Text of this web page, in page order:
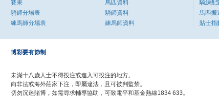
賽果
騎師分場表
練馬師分場表
馬匹資料
騎師資料
練馬師資料
騎練配
馬匹搬
貼士指
博彩要有節制
未滿十八歲人士不得投注或進入可投注的地方。
向非法或海外莊家下注，即屬違法，且可被判監禁。
切勿沉迷賭博，如需尋求輔導協助，可致電平和基金熱線1834 633。